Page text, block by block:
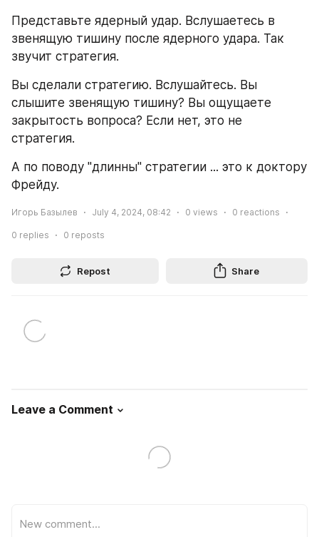
Представьте ядерный удар. Вслушаетесь в
звенящую тишину после ядерного удара. Так
звучит стратегия.
Вы сделали стратегию. Вслушайтесь. Вы
слышите звенящую тишину? Вы ощущаете
закрытость вопроса? Если нет, это не
стратегия.
А по поводу "длинны" стратегии ... это к доктору
Фрейду.
Игорь Базылев July 4, 2024, 08:42 0 views 0 reactions
0 replies 0 reposts
Repost Share
Leave a Comment